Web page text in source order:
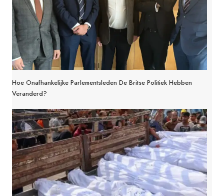
Hoe Onafhankelijke Parlementsleden De Britse Politiek Hebben
Veranderd?